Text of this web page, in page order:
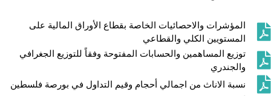
المؤشرات والاحصائيات الخاصة بقطاع الأوراق المالية على
المستويين الكلي والقطاعي
توزيع المساهمين والحسابات المفتوحة وفقاً للتوزيع الجغرافي
والجندري
نسبة الاناث من اجمالي أحجام وقيم التداول في بورصة فلسطين